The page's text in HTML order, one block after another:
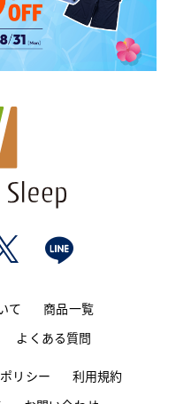
て
商品一覧
よくある質問
リシー
利用規約